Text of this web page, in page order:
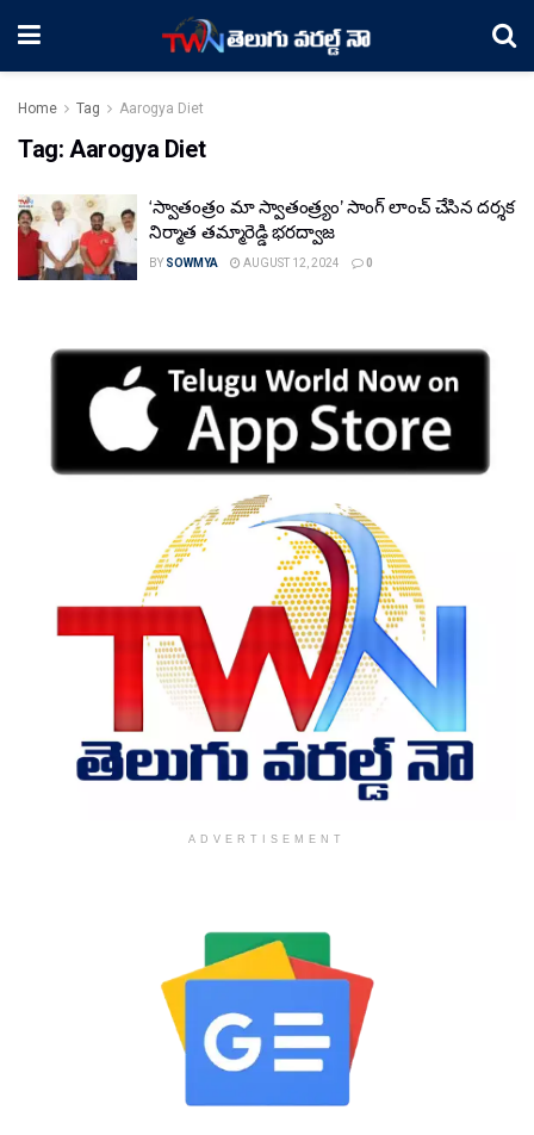
Home Tag Aarogya Diet
Tag: Aarogya Diet
‘స్వాతంత్రం మా స్వాతంత్ర్యం’ సాంగ్ లాంచ్ చేసిన దర్శక
నిర్మాత తమ్మారెడ్డి భరద్వాజ
BY SOWMYA AUGUST 12, 2024 0
ADVERTISEMENT